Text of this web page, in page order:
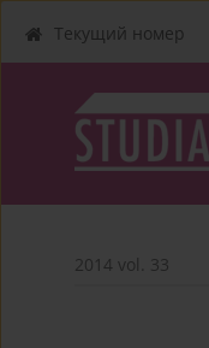
Текущий номер
2014 vol. 33